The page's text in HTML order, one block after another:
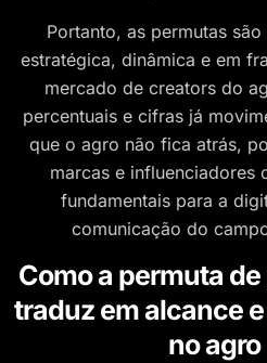
Portanto, as permutas
estratégica, dinâmica e em
mercado de creators do
percentuais e cifras já
que o agro não fica atrás,
marcas e influenciadores
fundamentais para a
comunicação do
Como a permuta
traduz em alcance
no agro